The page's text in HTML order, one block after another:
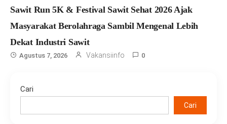
Sawit Run 5K & Festival Sawit Sehat 2026 Ajak
Masyarakat Berolahraga Sambil Mengenal Lebih
Dekat Industri Sawit
Agustus 7, 2026 Vakansiinfo 0
Cari
Cari